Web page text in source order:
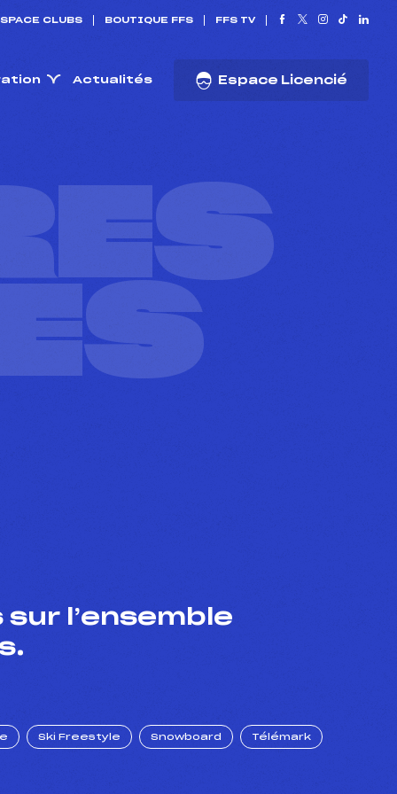
CLUBS BOUTIQUE FFS FFS TV
Actualités Espace Licencié
l’ensemble
Ski Freestyle Snowboard Télémark